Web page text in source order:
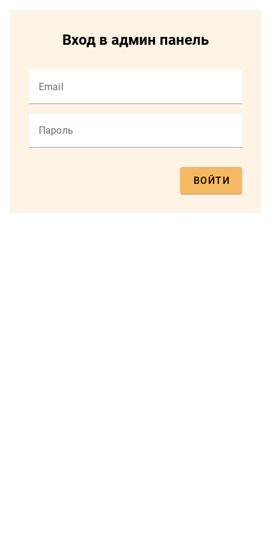
Вход в админ панель
Email
Пароль
ВОЙТИ